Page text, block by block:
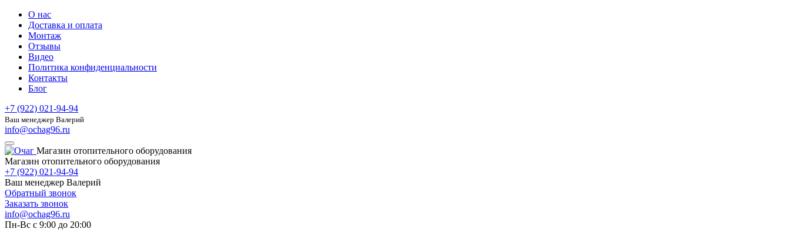
О нас
Доставка и оплата
Монтаж
Отзывы
Видео
Политика конфиденциальности
Контакты
Блог
+7 (922) 021-94-94
Ваш менеджер Валерий
info@ochag96.ru
Магазин отопительного оборудования
Магазин отопительного оборудования
+7 (922) 021-94-94
Ваш менеджер Валерий
Обратный звонок
Заказать звонок
info@ochag96.ru
Пн-Вс с 9:00 до 20:00